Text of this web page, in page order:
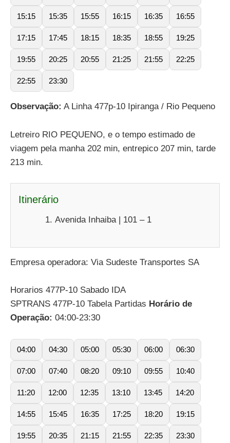
15:15 15:35 15:55 16:15 16:35 16:55
17:15 17:45 18:15 18:35 18:55 19:25
19:55 20:25 20:55 21:25 21:55 22:25
22:55 23:30
Observação: A Linha 477p-10 Ipiranga / Rio Pequeno
Letreiro RIO PEQUENO, e o tempo estimado de
viagem pela manha 202 min, entrepico 207 min, tarde
213 min.
Itinerário
Avenida Inhaiba | 101 – 1
Empresa operadora: Via Sudeste Transportes SA
Horarios 477P-10 Sabado IDA
SPTRANS 477P-10 Tabela Partidas Horário de
Operação: 04:00-23:30
04:00 04:30 05:00 05:30 06:00 06:30
07:00 07:40 08:20 09:10 09:55 10:40
11:20 12:00 12:35 13:10 13:45 14:20
14:55 15:45 16:35 17:25 18:20 19:15
19:55 20:35 21:15 21:55 22:35 23:30